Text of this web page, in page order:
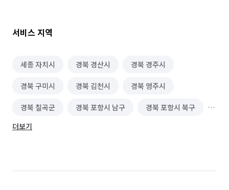
서비스 지역
세종 자치시 경북 경산시 경북 경주시
경북 구미시 경북 김천시 경북 영주시
경북 칠곡군 경북 포항시 남구 경북 포항시 북구
광주 남구
대구 수성구 대구 중구 부산 수영구
더보기